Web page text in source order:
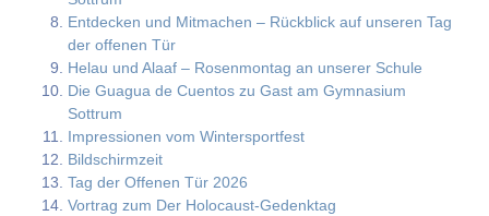
Entdecken und Mitmachen – Rückblick auf unseren Tag
der offenen Tür
Helau und Alaaf – Rosenmontag an unserer Schule
Die Guagua de Cuentos zu Gast am Gymnasium
Sottrum
Impressionen vom Wintersportfest
Bildschirmzeit
Tag der Offenen Tür 2026
Vortrag zum Der Holocaust-Gedenktag